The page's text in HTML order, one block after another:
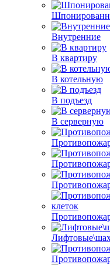
Внутренние
В квартиру
В котельную
В подъезд
В серверную